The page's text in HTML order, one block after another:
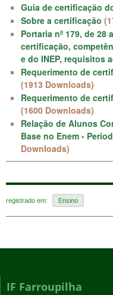
Guia de certificação
Sobre a certificação
Portaria nº 179, de 28
certificação,
e do INEP, requisitos
Requerimento de
(1913 Downloads)
Requerimento de
(1600 Downloads)
Relação de Alunos
Base no Enem -
Downloads)
registrado em: Ensino
IF Farroupilha